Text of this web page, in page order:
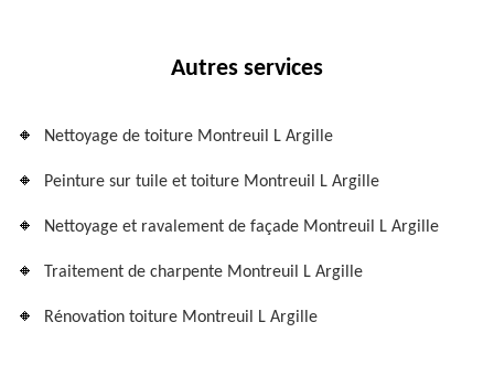
Autres services
Nettoyage de toiture Montreuil L Argille
Peinture sur tuile et toiture Montreuil L Argille
Nettoyage et ravalement de façade Montreuil L Argille
Traitement de charpente Montreuil L Argille
Rénovation toiture Montreuil L Argille